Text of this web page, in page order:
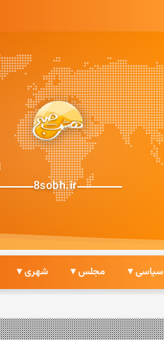
8sobh.ir
سیاسی ▾ مجلس ▾ شهری ▾